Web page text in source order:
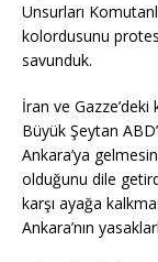
Unsurları
kolordusunu
savunduk.
İran ve Gazze’deki
Büyük Şeytan
Ankara’ya
olduğunu dile
karşı ayağa
Ankara’nın